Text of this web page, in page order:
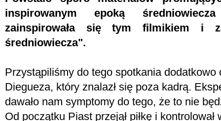
inspirowanym epoką
zainspirowała się tym filmikiem i
średniowiecza".
Przystąpiliśmy do tego spotkania dodatkowo
Diegueza, który znalazł się poza kadrą.
dawało nam symptomy do tego, że to nie
Od początku Piast przejął piłkę i